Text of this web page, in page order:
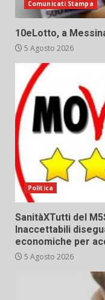
Comunicati Stampa
10eLotto, a
5 Agosto 2026
Politica
SanitàXTutti del
Inaccettabili
economiche per
5 Agosto 2026